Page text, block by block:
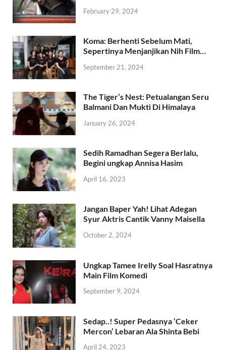
February 29, 2024
Koma: Berhenti Sebelum Mati,
Sepertinya Menjanjikan Nih Film…
September 21, 2024
The Tiger’s Nest: Petualangan Seru
Balmani Dan Mukti Di Himalaya
January 26, 2024
Sedih Ramadhan Segera Berlalu,
Begini ungkap Annisa Hasim
April 16, 2023
Jangan Baper Yah! Lihat Adegan
Syur Aktris Cantik Vanny Maisella
October 2, 2024
Ungkap Tamee Irelly Soal Hasratnya
Main Film Komedi
September 9, 2024
Sedap..! Super Pedasnya ‘Ceker
Mercon’ Lebaran Ala Shinta Bebi
April 24, 2023